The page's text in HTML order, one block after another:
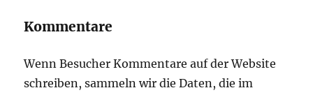
Kommentare
Wenn Besucher Kommentare auf der Website
schreiben, sammeln wir die Daten, die im